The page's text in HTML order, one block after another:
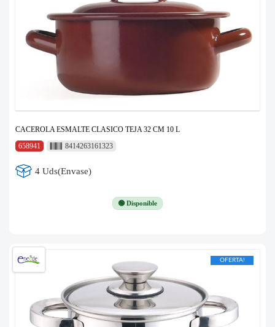
CACEROLA ESMALTE CLASICO TEJA 32 CM 10 L
658941
8414263161323
4 Uds(Envase)
🟢 Disponible
OFERTA!